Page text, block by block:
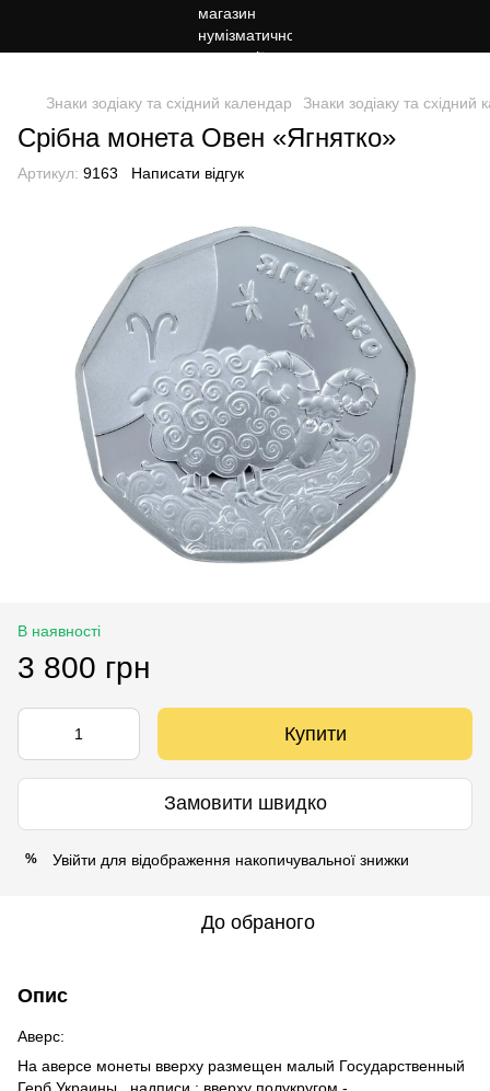
. На каждую страницу можно добавить только один тег Google.
Знаки зодіаку та східний календар Знаки зодіаку та
Срібна монета Овен «Ягнятко»
Артикул: 9163 Написати відгук
В наявності
3 800 грн
Купити
Замовити швидко
% Увійти для відображення накопичувальної знижки
До обраного
Опис
Аверс:
На аверсе монеты вверху размещен малый Государственный
Герб Украины , надписи : вверху полукругом -